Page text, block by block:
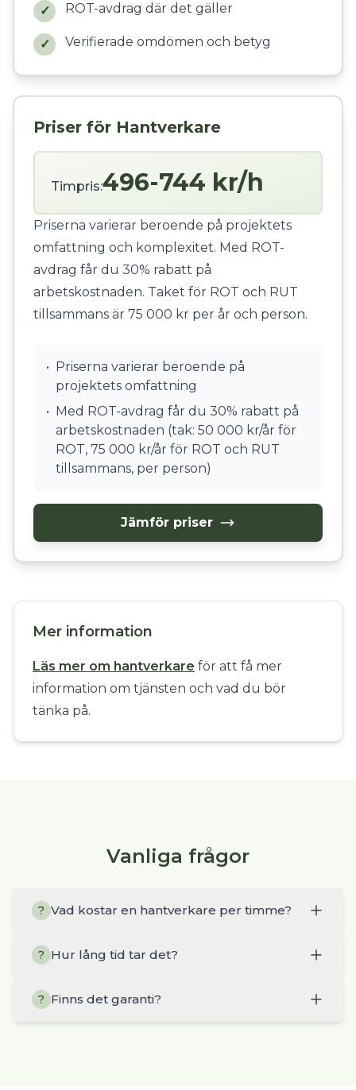
✓ ROT-avdrag där det gäller
✓ Verifierade omdömen och betyg
Priser för Hantverkare
Timpris:496-744 kr/h
Priserna varierar beroende på projektets
omfattning och komplexitet. Med ROT-
avdrag får du 30% rabatt på
arbetskostnaden. Taket för ROT och RUT
tillsammans är 75 000 kr per år och person.
• Priserna varierar beroende på
projektets omfattning
• Med ROT-avdrag får du 30% rabatt på
arbetskostnaden (tak: 50 000 kr/år för
ROT, 75 000 kr/år för ROT och RUT
tillsammans, per person)
Jämför priser
Mer information
Läs mer om hantverkare för att få mer
information om tjänsten och vad du bör
tänka på.
Vanliga frågor
? Vad kostar en hantverkare per timme?
? Hur lång tid tar det?
? Finns det garanti?